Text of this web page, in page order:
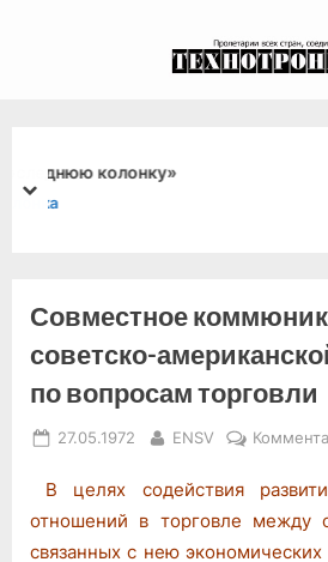
prev
next
Совместное
советско-
по вопросам торговли
Posted
27.05.1972 By
ENSV
В целях содействия
отношений в торговле между
связанных с нею экономических